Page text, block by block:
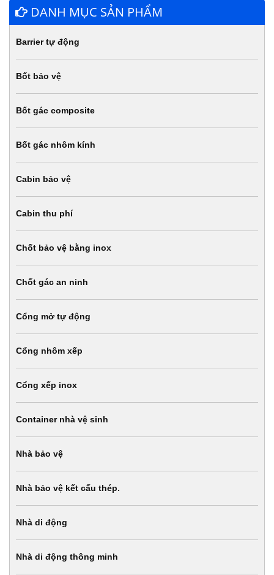
DANH MỤC SẢN PHẨM
Barrier tự động
Bốt bảo vệ
Bốt gác composite
Bốt gác nhôm kính
Cabin bảo vệ
Cabin thu phí
Chốt bảo vệ bằng inox
Chốt gác an ninh
Cổng mở tự động
Cổng nhôm xếp
Cổng xếp inox
Container nhà vệ sinh
Nhà bảo vệ
Nhà bảo vệ kết cấu thép.
Nhà di động
Nhà di động thông minh